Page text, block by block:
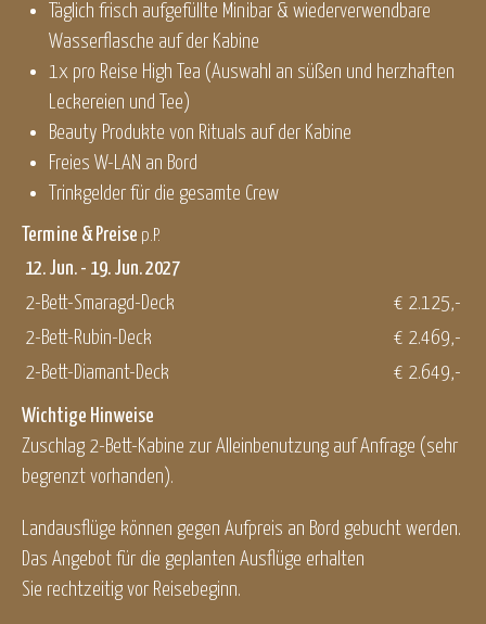
Täglich frisch aufgefüllte Minibar & wiederverwendbare
Wasserflasche auf der Kabine
1x pro Reise High Tea (Auswahl an süßen und herzhaften
Leckereien und Tee)
Beauty Produkte von Rituals auf der Kabine
Freies W-LAN an Bord
Trinkgelder für die gesamte Crew
Termine & Preise p.P.
12. Jun. - 19. Jun. 2027
2-Bett-Smaragd-Deck
€ 2.125,-
2-Bett-Rubin-Deck
€ 2.469,-
2-Bett-Diamant-Deck
€ 2.649,-
Wichtige Hinweise
Zuschlag 2-Bett-Kabine zur Alleinbenutzung auf Anfrage (sehr
begrenzt vorhanden).
Landausflüge können gegen Aufpreis an Bord gebucht ­werden.
Das Angebot für die geplanten Ausflüge erhalten
Sie rechtzeitig vor Reisebeginn.